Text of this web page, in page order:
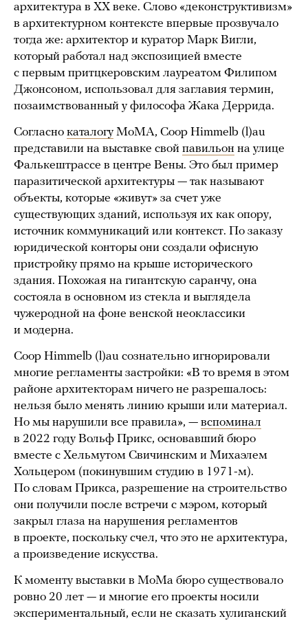
архитектура в XX веке. Слово «деконструктивизм»
в архитектурном контексте впервые прозвучало
тогда же: архитектор и куратор Марк Вигли,
который работал над экспозицией вместе
с первым притцкеровским лауреатом Филипом
Джонсоном, использовал для заглавия термин,
позаимствованный у философа Жака Деррида.
Согласно каталогуМоМА, Coop Himmelb (l)au
представили на выставке свой павильон на улице
Фалькештрассе в центре Вены. Это был пример
паразитической архитектуры — так называют
объекты, которые «живут» за счет уже
существующих зданий, используя их как опору,
источник коммуникаций или контекст. По заказу
юридической конторы они создали офисную
пристройку прямо на крыше исторического
здания. Похожая на гигантскую саранчу, она
состояла в основном из стекла и выглядела
чужеродной на фоне венской неоклассики
и модерна.
Coop Himmelb (l)au сознательно игнорировали
многие регламенты застройки: «В то время в этом
районе архитекторам ничего не разрешалось:
нельзя было менять линию крыши или материал.
Но мы нарушили все правила», — вспоминал
в 2022 году Вольф Прикс, основавший бюро
вместе с Хельмутом Свичинским и Михаэлем
Хольцером (покинувшим студию в 1971-м).
По словам Прикса, разрешение на строительство
они получили после встречи с мэром, который
закрыл глаза на нарушения регламентов
в проекте, поскольку счел, что это не архитектура,
а произведение искусства.
К моменту выставки в МоМа бюро существовало
ровно 20 лет — и многие его проекты носили
экспериментальный, если не сказать хулиганский